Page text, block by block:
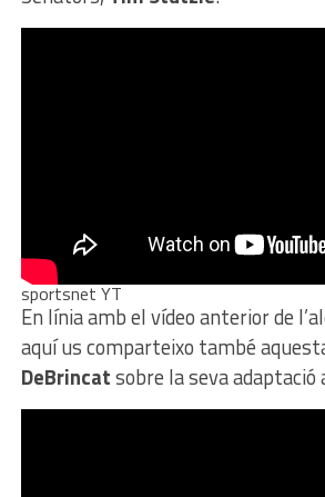
sportsnet YT
En línia amb el vídeo anterior de
aquí us comparteixo també
DeBrincatsobre la seva adaptació